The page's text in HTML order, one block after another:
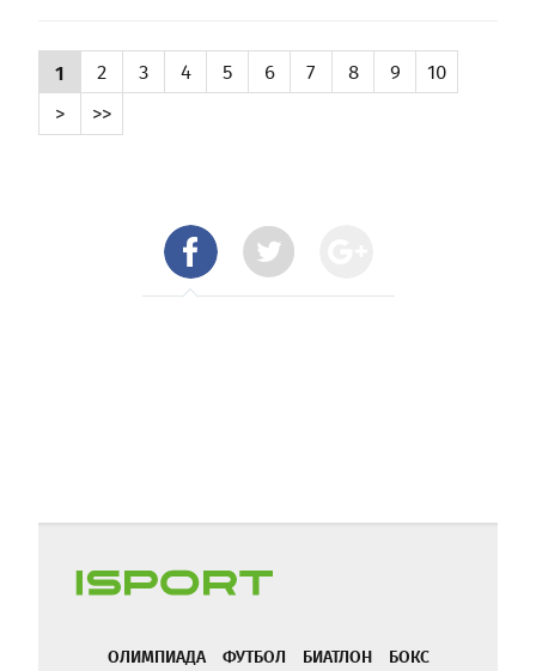
1 2 3 4 5 6 7 8 9
10
>
>>
ОЛИМПИАДА ФУТБОЛ БИАТЛОН
БОКС